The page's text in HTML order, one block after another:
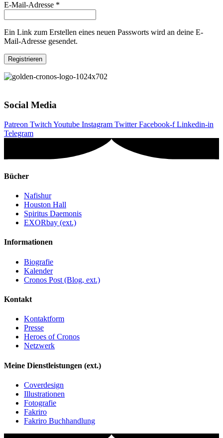
E-Mail-Adresse *
Ein Link zum Erstellen eines neuen Passworts wird an deine E-
Mail-Adresse gesendet.
Registrieren
Social Media
Patreon Twitch Youtube Instagram Twitter Facebook-f Linkedin-in
Telegram
Bücher
Nafishur
Houston Hall
Spiritus Daemonis
EXORbay (ext.)
Informationen
Biografie
Kalender
Cronos Post (Blog, ext.)
Kontakt
Kontaktform
Presse
Heroes of Cronos
Netzwerk
Meine Dienstleistungen (ext.)
Coverdesign
Illustrationen
Fotografie
Fakriro
Fakriro Buchhandlung